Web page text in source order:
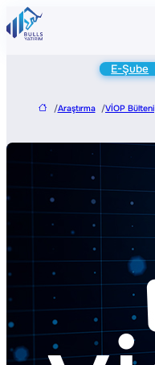
E-Şube
/Araştırma /VİOP Bülteni